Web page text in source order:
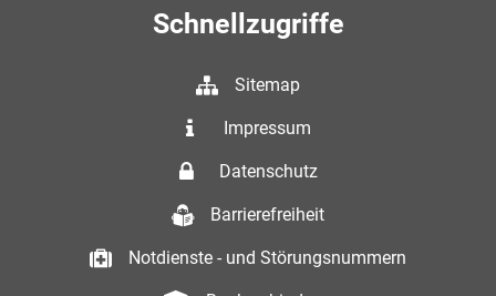
Schnellzugriffe
Sitemap
Impressum
Datenschutz
Barrierefreiheit
Notdienste - und Störungsnummern